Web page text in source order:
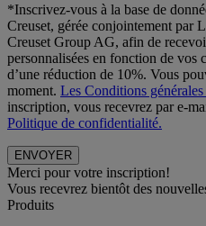
*Inscrivez-vous à la base de
Creuset, gérée conjointement par
Creuset Group AG, afin de
personnalisées en fonction de vos
d’une réduction de 10%. Vous
moment. Les Conditions
inscription, vous recevrez par e-
Politique de confidentialité.
Merci pour votre inscription!
Vous recevrez bientôt des
Produits